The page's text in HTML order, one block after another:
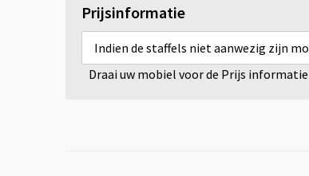
Prijsinformatie
Indien de staffels niet aanwezig zijn
Draai uw mobiel voor de Prijs informatie